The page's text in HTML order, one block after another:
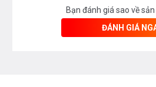
Bạn đánh giá sao về
ĐÁNH GIÁ